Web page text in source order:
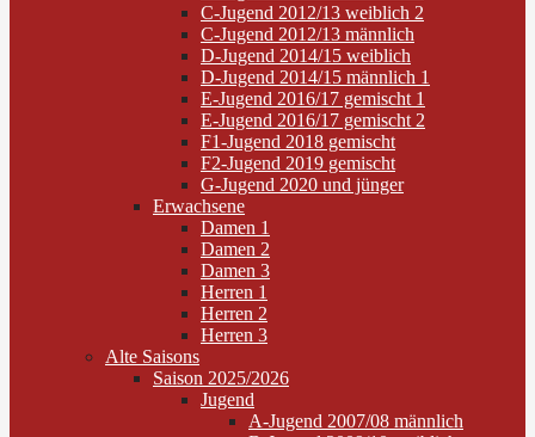
C-Jugend 2012/13 weiblich 2
C-Jugend 2012/13 männlich
D-Jugend 2014/15 weiblich
D-Jugend 2014/15 männlich 1
E-Jugend 2016/17 gemischt 1
E-Jugend 2016/17 gemischt 2
F1-Jugend 2018 gemischt
F2-Jugend 2019 gemischt
G-Jugend 2020 und jünger
Erwachsene
Damen 1
Damen 2
Damen 3
Herren 1
Herren 2
Herren 3
Alte Saisons
Saison 2025/2026
Jugend
A-Jugend 2007/08 männlich